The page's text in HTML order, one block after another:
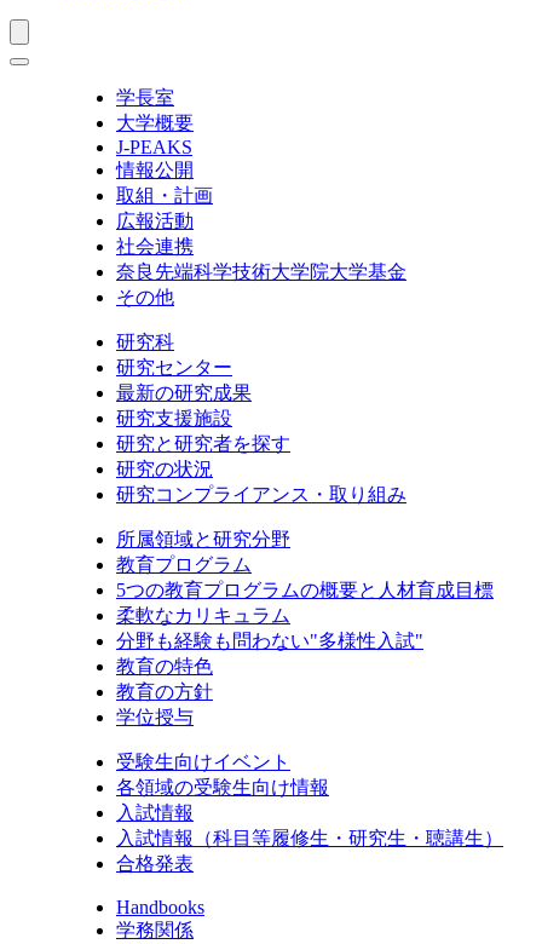
学長室
大学概要
J-PEAKS
情報公開
取組・計画
広報活動
社会連携
奈良先端科学技術大学院大学基金
その他
研究科
研究センター
最新の研究成果
研究支援施設
研究と研究者を探す
研究の状況
研究コンプライアンス・取り組み
所属領域と研究分野
教育プログラム
5つの教育プログラムの概要と人材育成目標
柔軟なカリキュラム
分野も経験も問わない"多様性入試"
教育の特色
教育の方針
学位授与
受験生向けイベント
各領域の受験生向け情報
入試情報
入試情報（科目等履修生・研究生・聴講生）
合格発表
Handbooks
学務関係